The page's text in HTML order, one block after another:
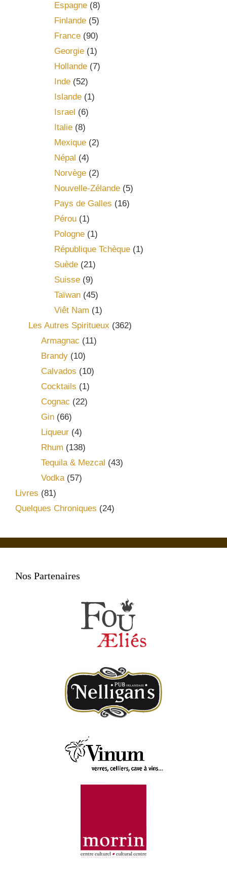
Espagne(8)
Finlande(5)
France(90)
Georgie(1)
Hollande(7)
Inde(52)
Islande(1)
Israel (6)
Italie(8)
Mexique(2)
Népal (4)
Norvège(2)
Nouvelle-Zélande(5)
Pays de Galles (16)
Pérou(1)
Pologne(1)
République Tchèque(1)
Suède(21)
Suisse(9)
Taïwan(45)
Viêt Nam (1)
Les Autres Spiritueux (362)
Armagnac (11)
Brandy (10)
Calvados (10)
Cocktails (1)
Cognac (22)
Gin (66)
Liqueur (4)
Rhum (138)
Tequila & Mezcal (43)
Vodka(57)
Livres (81)
Quelques Chroniques (24)
Nos Partenaires